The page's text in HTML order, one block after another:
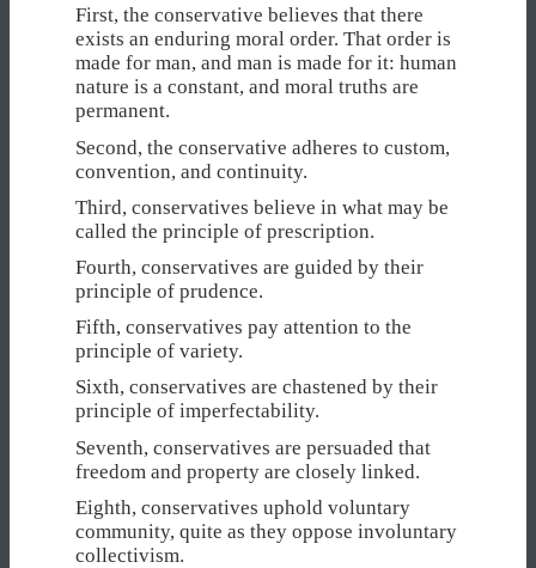
First, the conservative believes that there
exists an enduring moral order. That order is
made for man, and man is made for it: human
nature is a constant, and moral truths are
permanent.
Second, the conservative adheres to custom,
convention, and continuity.
Third, conservatives believe in what may be
called the principle of prescription.
Fourth, conservatives are guided by their
principle of prudence.
Fifth, conservatives pay attention to the
principle of variety.
Sixth, conservatives are chastened by their
principle of imperfectability.
Seventh, conservatives are persuaded that
freedom and property are closely linked.
Eighth, conservatives uphold voluntary
community, quite as they oppose involuntary
collectivism.